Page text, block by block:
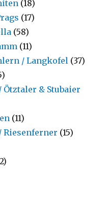
(18)
(17)
(58)
(11)
/ Langkofel (37)
Ötztaler & Stubaier
(11)
(15)